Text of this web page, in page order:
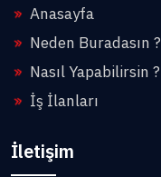
Anasayfa
Neden Buradasın ?
Nasıl Yapabilirsin ?
İş İlanları
İletişim